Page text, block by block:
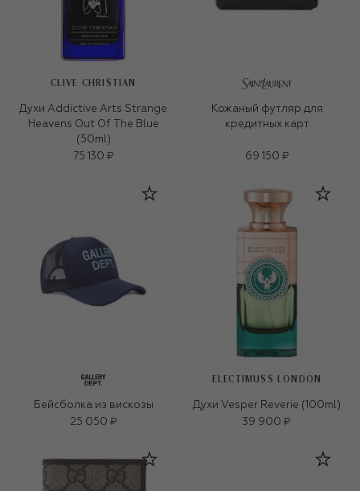
CLIVE CHRISTIAN
Духи Addictive Arts Strange
Heavens Out Of The Blue
(50ml)
75 130 ₽
Кожаный футляр для
кредитных карт
69 150 ₽
Бейсболка из вискозы
25 050 ₽
ELECTIMUSS LONDON
Духи Vesper Reverie (100ml)
39 900 ₽